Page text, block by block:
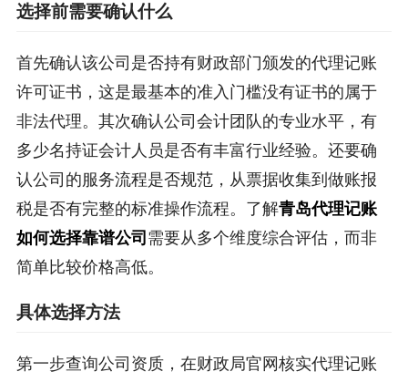
选择前需要确认什么
首先确认该公司是否持有财政部门颁发的代理记账
许可证书，这是最基本的准入门槛没有证书的属于
非法代理。其次确认公司会计团队的专业水平，有
多少名持证会计人员是否有丰富行业经验。还要确
认公司的服务流程是否规范，从票据收集到做账报
税是否有完整的标准操作流程。了解青岛代理记账
如何选择靠谱公司 需要从多个维度综合评估，而非
简单比较价格高低。
具体选择方法
第一步查询公司资质，在财政局官网核实代理记账